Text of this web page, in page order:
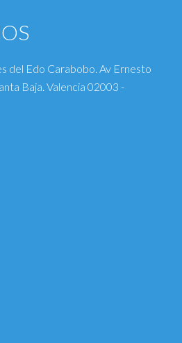
del Edo Carabobo. Av Ernesto
Baja. Valencia 02003 -